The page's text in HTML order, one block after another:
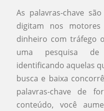
As palavras-chave
digitam nos
dinheiro com tráfego
uma pesquisa de
identificando aquelas
busca e baixa
palavras-chave de
conteúdo, você